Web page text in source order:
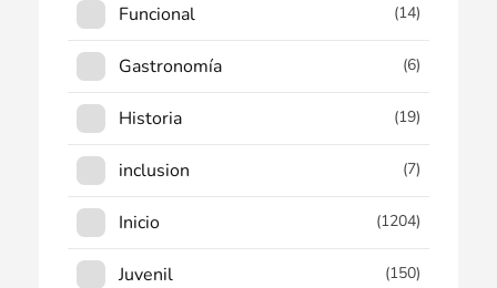
Funcional (14)
Gastronomía (6)
Historia (19)
inclusion (7)
Inicio (1204)
Juvenil (150)